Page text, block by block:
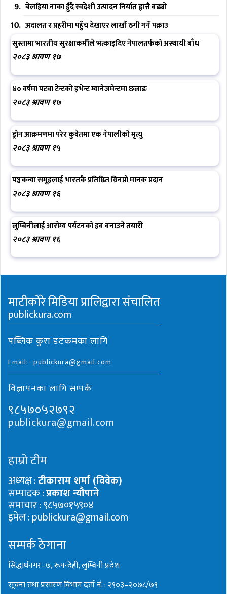
बेलहिया नाका हुँदै स्वदेशी उत्पादन निर्यात ह्वात्तै बढ्यो
अदालत र प्रहरीमा पहुँच देखाएर लाखौं ठगी गर्ने पक्राउ
सुस्तामा भारतीय सुरक्षाकर्मीले भत्काइदिए नेपालतर्फको अस्थायी बाँध
२०८३ श्रावण १७
४० वर्षमा पटवा टेन्टको इभेन्ट म्यानेजमेन्टमा छलाङ
२०८३ श्रावण १७
ड्रोन आक्रमणमा परेर कुवेतमा एक नेपालीको मृत्यु
२०८३ श्रावण १५
पञ्चकन्या समूहलाई भारतकै प्रतिष्ठित ग्रिनप्रो मानक प्रदान
२०८३ श्रावण १६
लुम्बिनीलाई आरोग्य पर्यटनको हब बनाउने तयारी
२०८३ श्रावण १६
माटीकोरे मिडिया प्रालिद्वारा संचालित
publickura.com
पब्लिक कुरा डटकमका लागि
Email:- publickura@gmail.com
विज्ञापनका लागि सम्पर्क
९८५७०५२७९२
publickura@gmail.com
हाम्रो टीम
अध्यक्ष :टीकाराम शर्मा (विवेक)
सम्पादक :प्रकाश न्यौपाने
समाचार : ९८५७०१५९०४
इमेल : publickura@gmail.com
सम्पर्क ठेगाना
सिद्धार्थनगर–७, रूपन्देही, लुम्बिनी प्रदेश
सूचना तथा प्रसारण विभाग दर्ता नं. : २९०३–२०७८/७९